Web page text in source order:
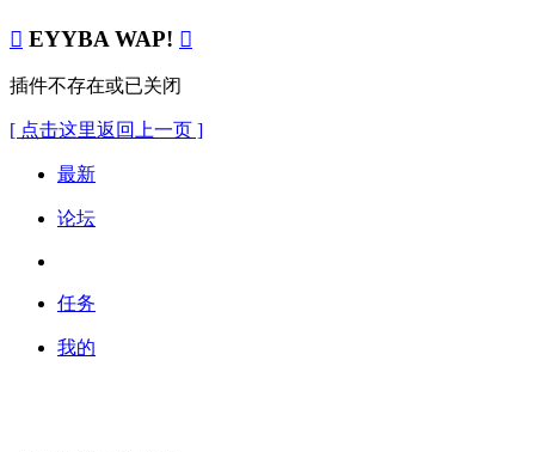
 EYYBA WAP! 
插件不存在或已关闭
[ 点击这里返回上一页 ]
最新
论坛
任务
我的